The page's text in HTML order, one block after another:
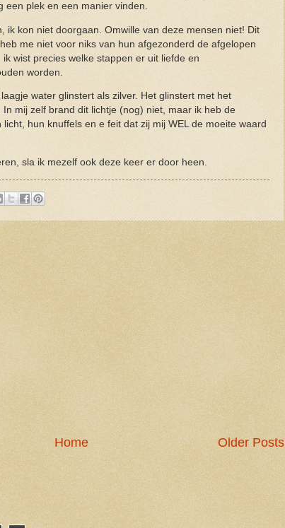
een plek en een manier vinden.
ik kon niet doorgaan. Omwille van deze mensen niet! Dit
me niet voor niks van hun afgezonderd de afgelopen
wist precies welke stappen er uit liefde en
worden.
water glinstert als zilver. Het glinstert met het
mij zelf brand dit lichtje (nog) niet, maar ik heb de
hun knuffels en e feit dat zij mij WEL de moeite waard
sla ik mezelf ook deze keer er door heen.
Older Posts
Home